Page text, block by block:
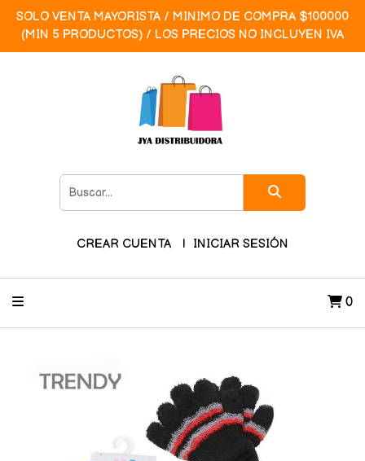
SOLO VENTA MAYORISTA / MINIMO DE COMPRA $100000
(MIN 5 PRODUCTOS) / LOS PRECIOS NO INCLUYEN IVA
CREAR CUENTA INICIAR SESIÓN
0